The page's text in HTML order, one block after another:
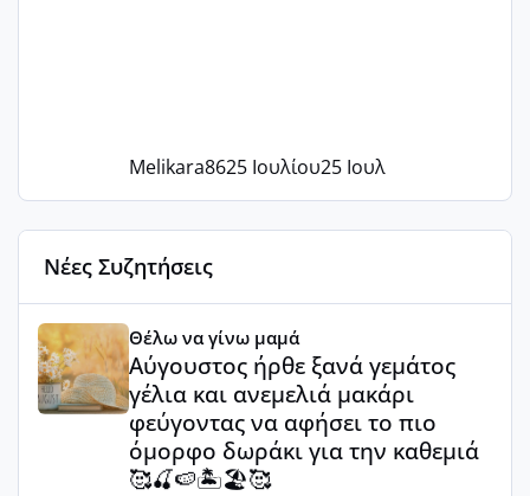
Melikara8625 Ιουλίου25 Ιουλ
Νέες Συζητήσεις
Αύγουστος ήρθε ξανά γεμάτος γέλια και ανεμελιά
Θέλω να γίνω μαμά
Αύγουστος ήρθε ξανά γεμάτος
γέλια και ανεμελιά μακάρι
φεύγοντας να αφήσει το πιο
όμορφο δωράκι για την καθεμιά
🥰🍒🍉🏝️🏖️🥰